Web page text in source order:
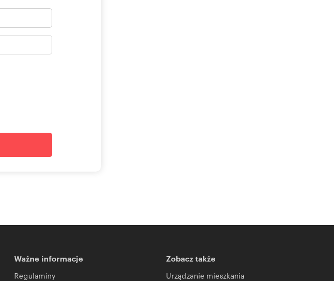
Ważne informacje
Regulaminy
Zobacz także
Urządzanie mieszkania